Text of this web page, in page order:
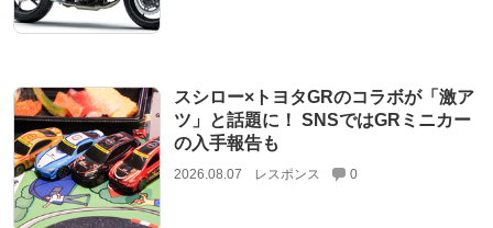
スシロー×トヨタGRのコラボが「激ア
ツ」と話題に！ SNSではGRミニカー
の入手報告も
2026.08.07 レスポンス 0